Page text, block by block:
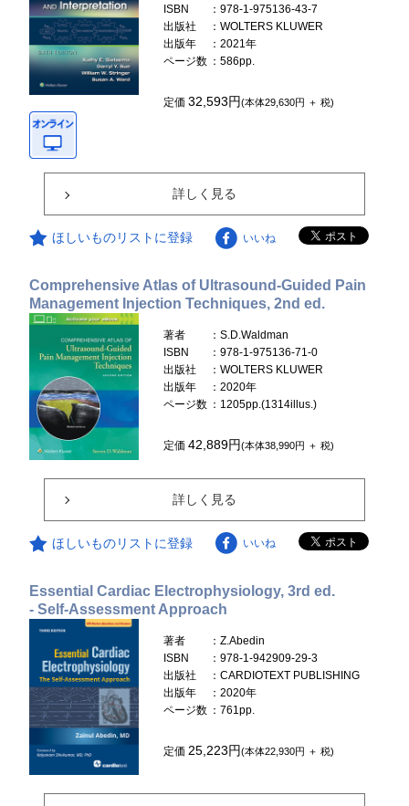
ISBN
：978-1-975136-43-7
出版社
：WOLTERS KLUWER
出版年
：2021年
ページ数 ：586pp.
定価32,593円(本体29,630円 ＋ 税)
詳しく見る
ほしいものリストに登録 いいね
Comprehensive Atlas of Ultrasound-Guided Pain
Management Injection Techniques, 2nd ed.
著者
：S.D.Waldman
ISBN
：978-1-975136-71-0
出版社
：WOLTERS KLUWER
出版年
：2020年
ページ数 ：1205pp.(1314illus.)
定価42,889円(本体38,990円 ＋ 税)
詳しく見る
ほしいものリストに登録 いいね
Essential Cardiac Electrophysiology, 3rd ed.
- Self-Assessment Approach
著者
：Z.Abedin
ISBN
：978-1-942909-29-3
出版社
：CARDIOTEXT PUBLISHING
出版年
：2020年
ページ数 ：761pp.
定価 25,223円(本体22,930円 ＋ 税)